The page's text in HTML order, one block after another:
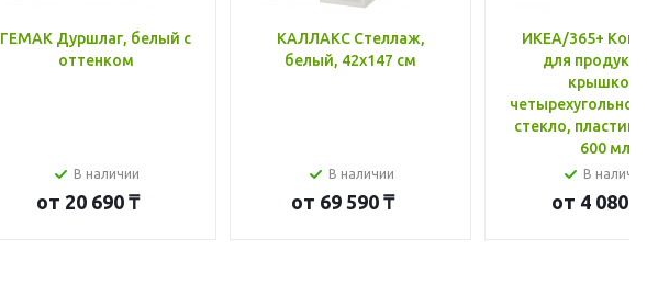
ГЕМАК Дуршлаг, белый с
оттенком
В наличии
от 20 690 ₸
КАЛЛАКС Стеллаж,
белый, 42x147 см
В наличии
от 69 590 ₸
ИКЕА/365+
для
крышкой,
стекло, пластик
600 мл
В
от 4 080 ₸